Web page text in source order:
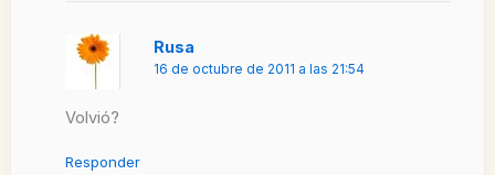
Rusa
16 de octubre de 2011 a las 21:54
Volvió?
Responder